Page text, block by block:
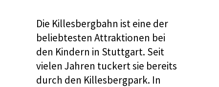
Die Killesbergbahn ist eine der
beliebtesten Attraktionen bei
den Kindern in Stuttgart. Seit
vielen Jahren tuckert sie bereits
durch den Killesbergpark. In